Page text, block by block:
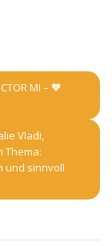
MI – 🧡
Vladi,
Thema:
und sinnvoll